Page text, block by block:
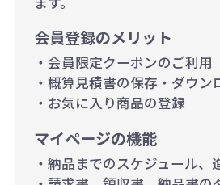
1,000個以上：28
り）
会員登録のメリット
・会員限定クーポンのご利用
・概算見積書の保存・ダウン
・お気に入り商品の登録
マイページの機能
・納品までのスケジュール、